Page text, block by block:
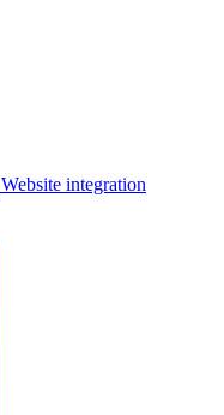
Website integration